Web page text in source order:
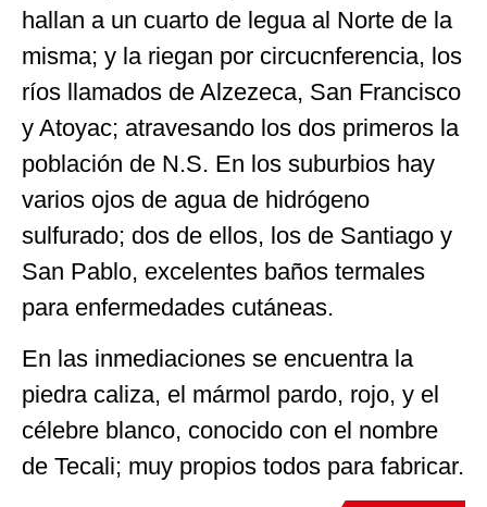
hallan a un cuarto de legua al Norte de la
misma; y la riegan por circucnferencia, los
ríos llamados de Alzezeca, San Francisco
y Atoyac; atravesando los dos primeros la
población de N.S. En los suburbios hay
varios ojos de agua de hidrógeno
sulfurado; dos de ellos, los de Santiago y
San Pablo, excelentes baños termales
para enfermedades cutáneas.
En las inmediaciones se encuentra la
piedra caliza, el mármol pardo, rojo, y el
célebre blanco, conocido con el nombre
de Tecali; muy propios todos para fabricar.